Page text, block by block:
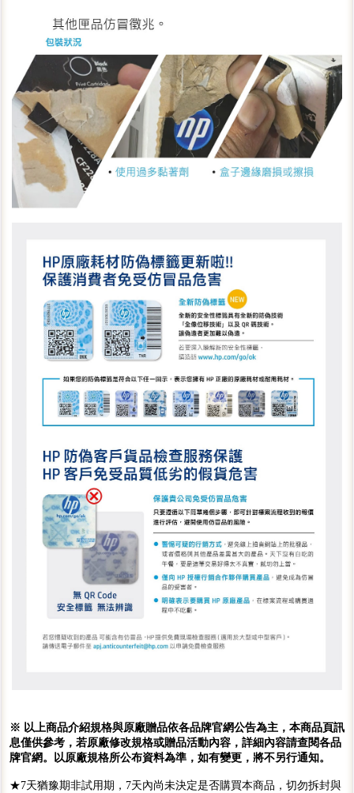
※ 以上商品介紹規格與原廠贈品依各品牌官網公告為主，本商品頁訊
息僅供參考，若原廠修改規格或贈品活動內容，詳細內容請查閱各品
牌官網。以原廠規格所公布資料為準，如有變更，將不另行通知。
★7天猶豫期非試用期，7天內尚未決定是否購買本商品，切勿拆封與